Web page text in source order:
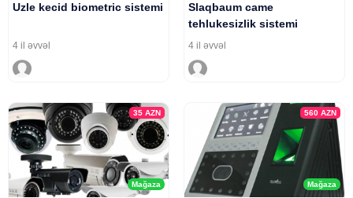
Uzle kecid biometric sistemi
4 il əvvəl
Slaqbaum came
tehlukesizlik sistemi
4 il əvvəl
Mağaza
35AZN
Mağaza
560 AZN